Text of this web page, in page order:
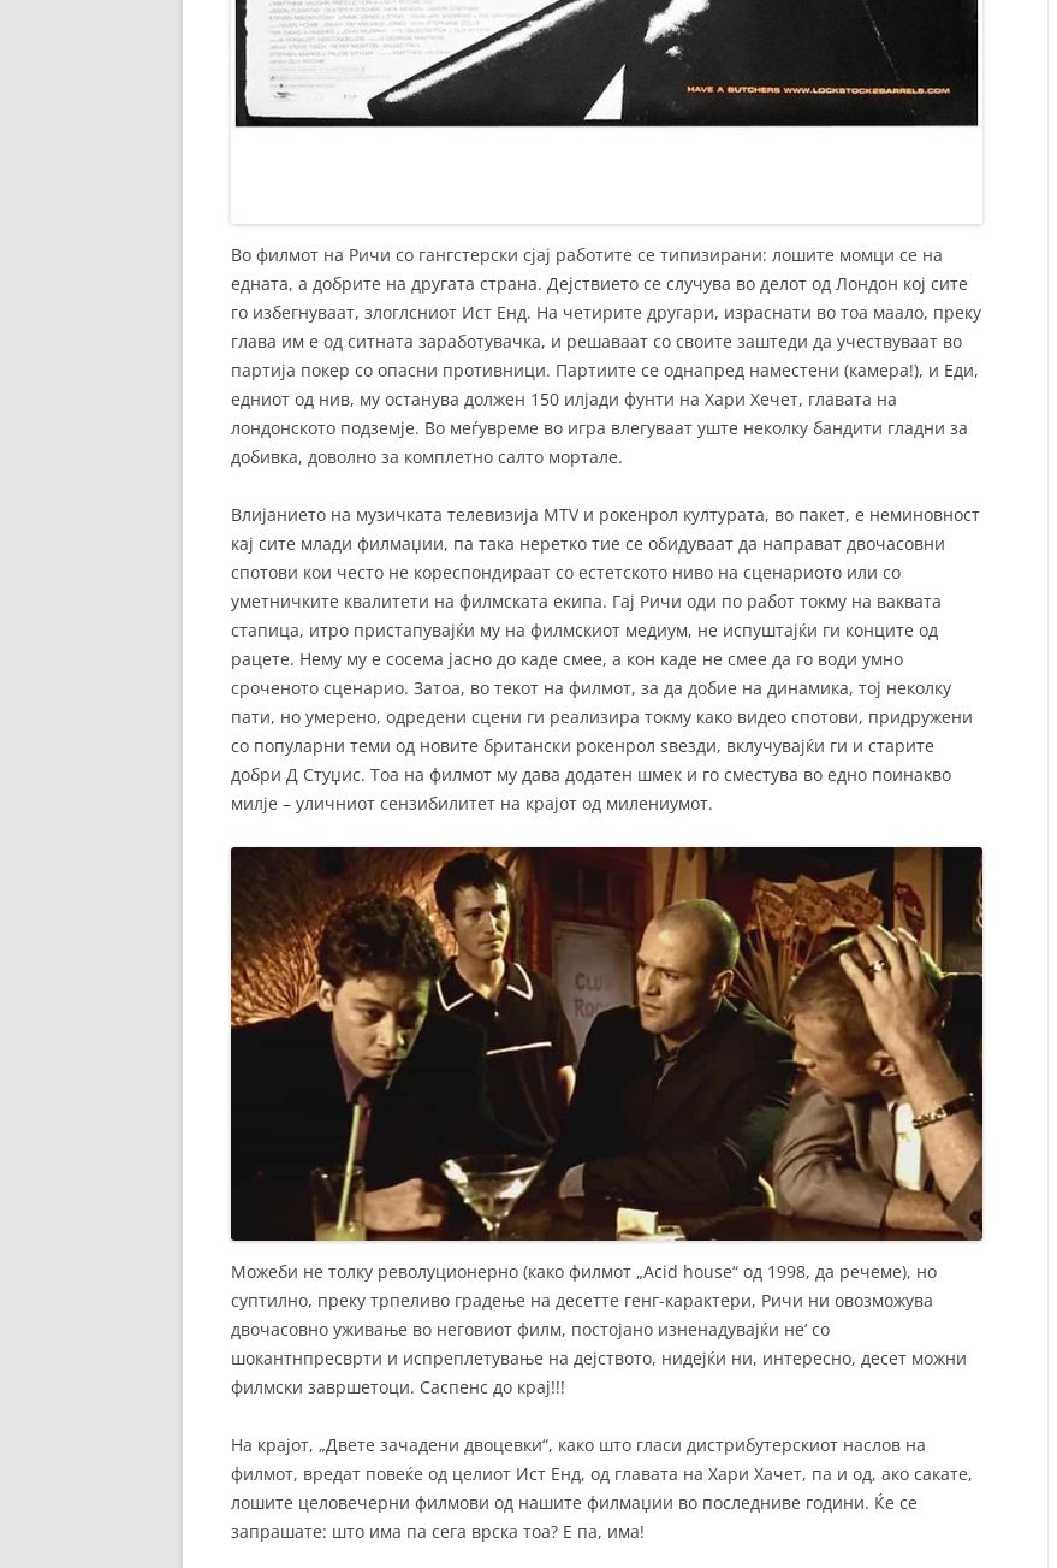
Во филмот на Ричи со гангстерски сјај работите се типизирани: лошите момци се на
едната, а добрите на другата страна. Дејствието се случува во делот од Лондон кој сите
го избегнуваат, злоглсниот Ист Енд. На четирите другари, израснати во тоа маало, преку
глава им е од ситната заработувачка, и решаваат со своите заштеди да учествуваат во
партија покер со опасни противници. Партиите се однапред наместени (камера!), и Еди,
едниот од нив, му останува должен 150 илјади фунти на Хари Хечет, главата на
лондонското подземје. Во меѓувреме во игра влегуваат уште неколку бандити гладни за
добивка, доволно за комплетно салто мортале.
Влијанието на музичката телевизија MTV и рокенрол културата, во пакет, е неминовност
кај сите млади филмаџии, па така неретко тие се обидуваат да направат двочасовни
спотови кои често не кореспондираат со естетското ниво на сценариото или со
уметничките квалитети на филмската екипа. Гај Ричи оди по работ токму на ваквата
стапица, итро пристапувајќи му на филмскиот медиум, не испуштајќи ги конците од
рацете. Нему му е сосема јасно до каде смее, а кон каде не смее да го води умно
сроченото сценарио. Затоа, во текот на филмот, за да добие на динамика, тој неколку
пати, но умерено, одредени сцени ги реализира токму како видео спотови, придружени
со популарни теми од новите британски рокенрол ѕвезди, вклучувајќи ги и старите
добри Д Стуџис. Тоа на филмот му дава додатен шмек и го сместува во едно поинакво
милје – уличниот сензибилитет на крајот од милениумот.
Можеби не толку револуционерно (како филмот „Acid house“ од 1998, да речеме), но
суптилно, преку трпеливо градење на десетте генг-карактери, Ричи ни овозможува
двочасовно уживање во неговиот филм, постојано изненадувајќи не’ со
шокантнпресврти и испреплетување на дејството, нидејќи ни, интересно, десет можни
филмски завршетоци. Саспенс до крај!!!
На крајот, „Двете зачадени двоцевки“, како што гласи дистрибутерскиот наслов на
филмот, вредат повеќе од целиот Ист Енд, од главата на Хари Хачет, па и од, ако сакате,
лошите целовечерни филмови од нашите филмаџии во последниве години. Ќе се
запрашате: што има па сега врска тоа? Е па, има!